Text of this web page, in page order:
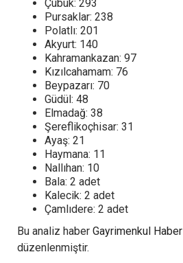
Çubuk: 293
Pursaklar: 238
Polatlı: 201
Akyurt: 140
Kahramankazan: 97
Kızılcahamam: 76
Beypazarı: 70
Güdül: 48
Elmadağ: 38
Şereflikoçhisar: 31
Ayaş: 21
Haymana: 11
Nallıhan: 10
Bala: 2 adet
Kalecik: 2 adet
Çamlıdere: 2 adet
Bu analiz haber Gayrimenkul Haber
düzenlenmiştir.